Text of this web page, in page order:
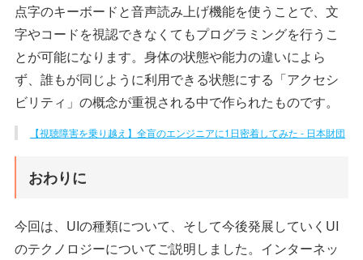
点字のキーボードと音声読み上げ機能を使うことで、文
字やコードを視認できなくてもプログラミングを行うこ
とが可能になります。身体の状態や能力の違いによら
ず、誰もが同じように利用できる状態にする「アクセシ
ビリティ」の概念が重視される中で作られたものです。
【視聴障害を乗り越え】全盲のエンジニアに1日密着してみた - 日本財団
おわりに
今回は、UIの種類について、そして今後発展していくUI
のテクノロジーについてご説明しました。インターネッ